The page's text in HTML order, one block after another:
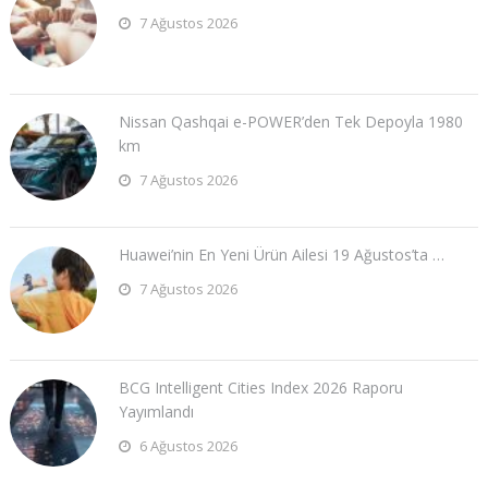
7 Ağustos 2026
Nissan Qashqai e-POWER’den Tek Depoyla 1980
km
7 Ağustos 2026
Huawei’nin En Yeni Ürün Ailesi 19 Ağustos’ta …
7 Ağustos 2026
BCG Intelligent Cities Index 2026 Raporu
Yayımlandı
6 Ağustos 2026